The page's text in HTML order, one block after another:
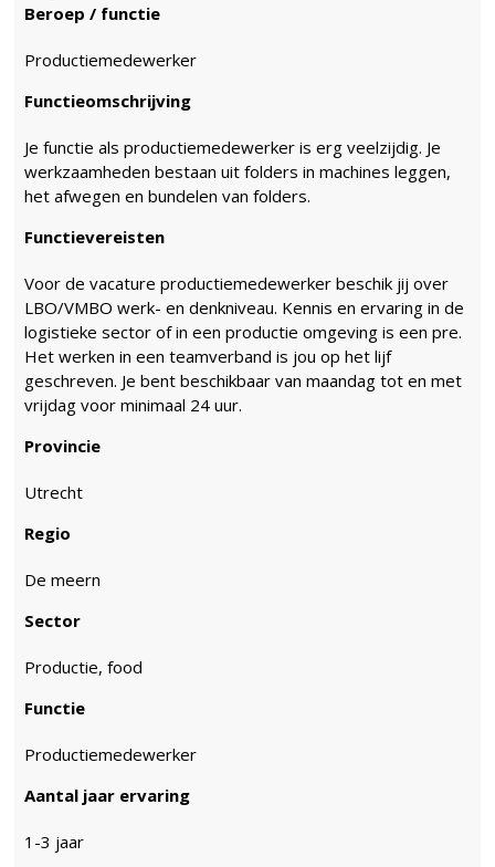
Beroep / functie
Productiemedewerker
Functieomschrijving
Je functie als productiemedewerker is erg veelzijdig. Je
werkzaamheden bestaan uit folders in machines leggen,
het afwegen en bundelen van folders.
Functievereisten
Voor de vacature productiemedewerker beschik jij over
LBO/VMBO werk- en denkniveau. Kennis en ervaring in de
logistieke sector of in een productie omgeving is een pre.
Het werken in een teamverband is jou op het lijf
geschreven. Je bent beschikbaar van maandag tot en met
vrijdag voor minimaal 24 uur.
Provincie
Utrecht
Regio
De meern
Sector
Productie, food
Functie
Productiemedewerker
Aantal jaar ervaring
1-3 jaar